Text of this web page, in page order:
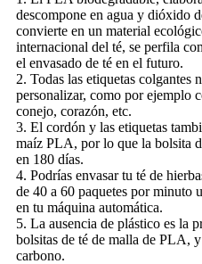
descompone en agua y dióxido
convierte en un material
internacional del té, se perfila
el envasado de té en el futuro.
2. Todas las etiquetas colgantes
personalizar, como por ejemplo
conejo, corazón, etc.
3. El cordón y las etiquetas
maíz PLA, por lo que la bolsita
en 180 días.
4. Podrías envasar tu té de
de 40 a 60 paquetes por minuto
en tu máquina automática.
5. La ausencia de plástico es la
bolsitas de té de malla de PLA,
carbono.